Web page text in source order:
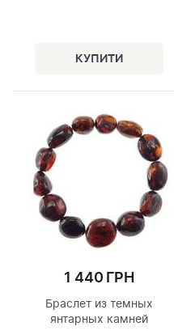
1 440 ГРН
Браслет из темных
янтарных камней